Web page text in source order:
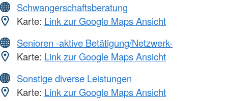
Schwangerschaftsberatung
Karte: Link zur Google Maps Ansicht
Senioren -aktive Betätigung/Netzwerk-
Karte: Link zur Google Maps Ansicht
Sonstige diverse Leistungen
Karte: Link zur Google Maps Ansicht